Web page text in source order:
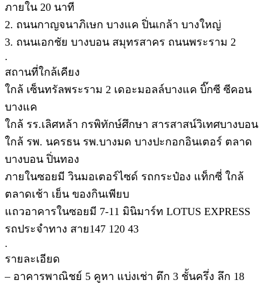
ภายใน 20 นาที
2. ถนนกาญจนาภิเษก บางแค ปิ่นเกล้า บางใหญ่
3. ถนนเอกชัย บางบอน สมุทรสาคร ถนนพระราม 2
.
สถานที่ใกล้เคียง
ใกล้ เซ็นทรัลพระราม 2 เดอะมอลล์บางแค บิ๊กซี ซีคอน
บางแค
ใกล้ รร.เลิศหล้า กรพิทักษ์ศึกษา สารสาสน์วิเทศบางบอน
ใกล้ รพ. นครธน รพ.บางมด บางปะกอกอินเตอร์ ตลาด
บางบอน ปิ่นทอง
ภายในซอยมี วินมอเตอร์ไซด์ รถกระป๋อง แท็กซี่ ใกล้
ตลาดเช้า เย็น ของกินเพียบ
แถวอาคารในซอยมี 7-11 มินิมาร์ท LOTUS EXPRESS
รถประจำทาง สาย147 120 43
.
รายละเอียด
– อาคารพาณิชย์ 5 คูหา แบ่งเช่า ตึก 3 ชั้นครึ่ง ลึก 18